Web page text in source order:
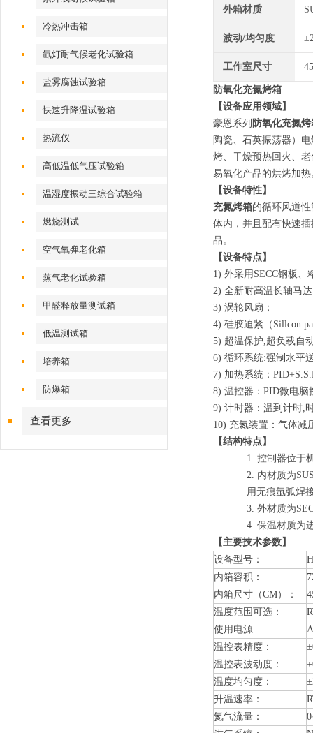
冷热冲击箱
氙灯耐气候老化试验箱
盐雾腐蚀试验箱
快速升降温试验箱
热流仪
高低温低气压试验箱
温湿度振动三综合试验箱
燃烧测试
空气氧弹老化箱
蒸气老化试验箱
甲醛释放量测试箱
低温测试箱
培养箱
防爆箱
查看更多
外箱材质
波动/均匀度
工作室尺寸
防氧化充氮烤箱
【设备应用领域】
豪恩系列 防氧化充​氮烤
陶瓷、石英振荡器）
烤、干燥预热回火、
易氧化产品的烘烤加热
【设备特性】
充氮烤箱的循环风道
体内，并且配有快速
品。
【设备特点】
1) 外采用SECC钢板、
2) 全新耐高温长轴马
3) 涡轮风扇；
4) 硅胶迫紧（Sillcon
5) 超温保护,超负载自
6) 循环系统:强制水平
7) 加热系统：
8) 温控器：PID微电脑
9) 计时器：温到计时,
10) 充氮装置：气体减
【结构特点】
1. 控制器位于
2. 内材质为
用无痕氩弧焊
3. 外材质为
4. 保温材质为
【主要技术参数】
设备型号：
内箱容积：
内箱尺寸（CM）：
温度范围可选：
使用电源
温控表精度：
温控表波动度：
温度均匀度：
升温速率：
氮气流量：